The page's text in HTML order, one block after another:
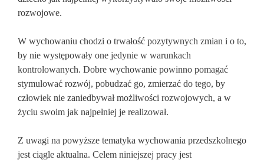
rozwojowe.
W wychowaniu chodzi o trwałość pozytywnych zmian i o to,
by nie występowały one jedynie w warunkach
kontrolowanych. Dobre wychowanie powinno pomagać
stymulować rozwój, pobudzać go, zmierzać do tego, by
człowiek nie zaniedbywał możliwości rozwojowych, a w
życiu swoim jak najpełniej je realizował.
Z uwagi na powyższe tematyka wychowania przedszkolnego
jest ciągle aktualna. Celem niniejszej pracy jest